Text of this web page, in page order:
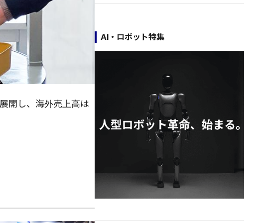
開し、海外売上高は
AI・ロボット特集